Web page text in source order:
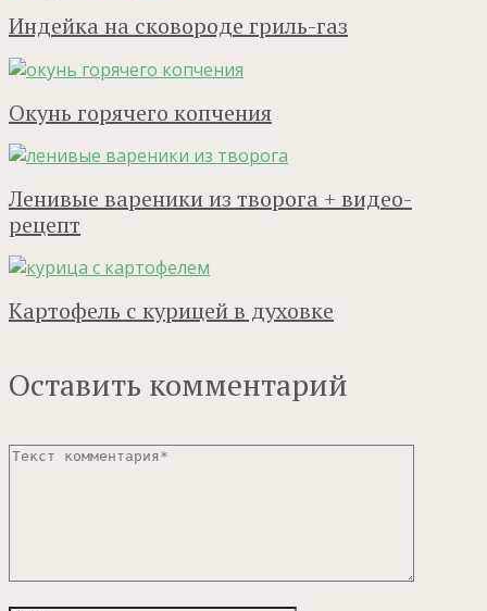
Индейка на сковороде гриль-газ
Окунь горячего копчения
Ленивые вареники из творога + видео-
рецепт
Картофель с курицей в духовке
Оставить комментарий